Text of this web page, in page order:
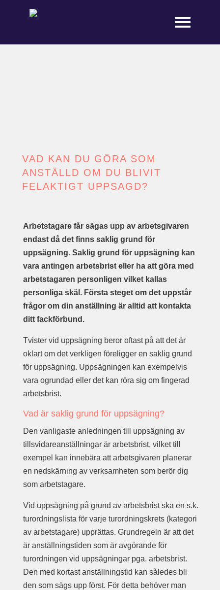
VAD KAN DU GÖRA SOM
ANSTÄLLD OM DU BLIVIT
FELAKTIGT UPPSAGD?
Arbetstagare får sägas upp av arbetsgivaren
endast då det finns saklig grund för
uppsägning. Saklig grund för uppsägning kan
vara antingen arbetsbrist eller ha att göra med
arbetstagaren personligen vilket kallas
personliga skäl. Första steget om det uppstår
frågor om din anställning är alltid att kontakta
ditt fackförbund.
Tvister vid uppsägning beror oftast på att det är
oklart om det verkligen föreligger en saklig grund
för uppsägning. Uppsägningen kan exempelvis
vara ogrundad eller det kan röra sig om fingerad
arbetsbrist.
Vad är saklig grund för uppsägning?
Den vanligaste anledningen till uppsägning av
tillsvidareanställningar är arbetsbrist, vilket till
exempel kan innebära att arbetsgivaren planerar
en nedskärning av verksamheten som berör dig
som arbetstagare.
Vid uppsägning på grund av arbetsbrist ska en s.k.
turordningslista för varje turordningskrets (kategori
av arbetstagare) upprättas. Grundregeln är att det
är anställningstiden som är avgörande för
turordningen vid uppsägningar pga. arbetsbrist.
Den med kortast anställningstid kan således bli
den som sägs upp först. För detta behöver man